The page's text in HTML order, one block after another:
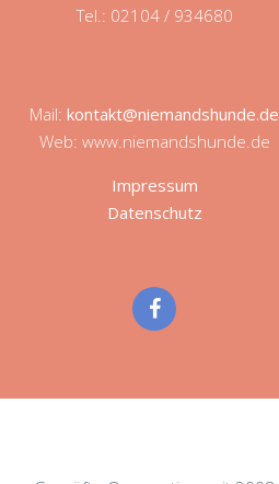
Tel.: 02104 / 934680
Mail: kontakt@niemandshunde.de
Web: www.niemandshunde.de
Impressum
Datenschutz